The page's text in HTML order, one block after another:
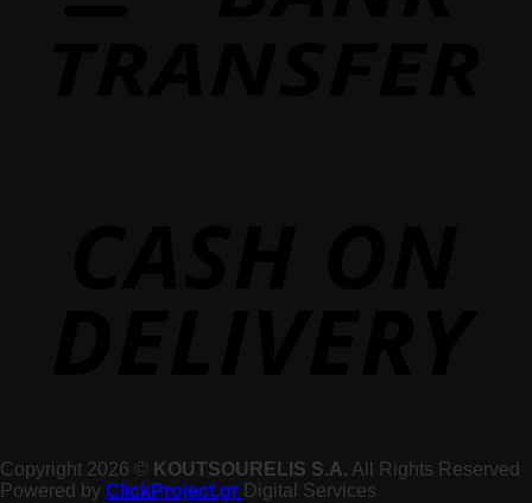
Copyright 2026 © KOUTSOURELIS S.A. All Rights Reserved
Powered by ClickProject.gr Digital Services